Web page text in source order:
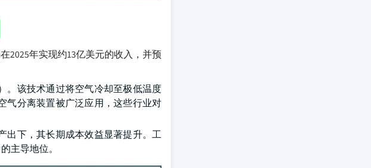
2025年实现约13亿美元的收入，并预
。该技术通过将空气冷却至极低温度
气分离装置被广泛应用，这些行业对
出下，其长期成本效益显著提升。工
主导地位。